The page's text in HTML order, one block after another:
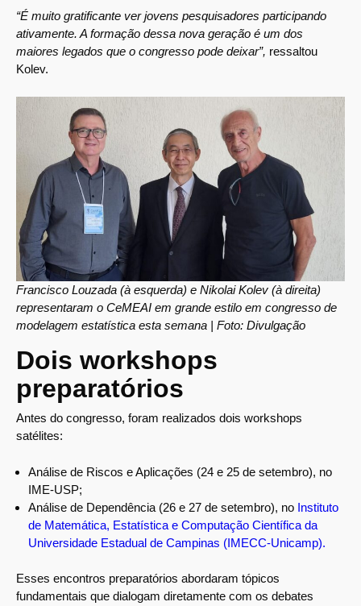
“É muito gratificante ver jovens pesquisadores participando
ativamente. A formação dessa nova geração é um dos
maiores legados que o congresso pode deixar”, ressaltou
Kolev.
Francisco Louzada (à esquerda) e Nikolai Kolev (à direita)
representaram o CeMEAI em grande estilo em congresso de
modelagem estatística esta semana | Foto: Divulgação
Dois workshops
preparatórios
Antes do congresso, foram realizados dois workshops
satélites:
Análise de Riscos e Aplicações (24 e 25 de setembro), no
IME-USP;
Análise de Dependência (26 e 27 de setembro), no Instituto
de Matemática, Estatística e Computação Científica da
Universidade Estadual de Campinas (IMECC-Unicamp).
Esses encontros preparatórios abordaram tópicos
fundamentais que dialogam diretamente com os debates